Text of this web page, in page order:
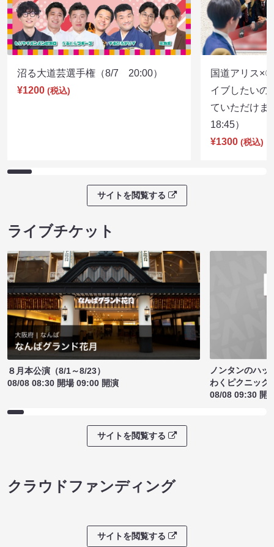
沼る大道芸選手権（8/7 20:00）
¥1200 (税込)
国道アリス×
イブしたいの
ていただけ
18:45）
¥1300 (税込)
サイトを閲覧する
ライブチケット
８月本公演（8/1～8/23）
08/08 08:30 開場 09:00 開演
ノンタンのハッ
わくピクニック
08/08 09:30 開
サイトを閲覧する
クラウドファンディング
サイトを閲覧する